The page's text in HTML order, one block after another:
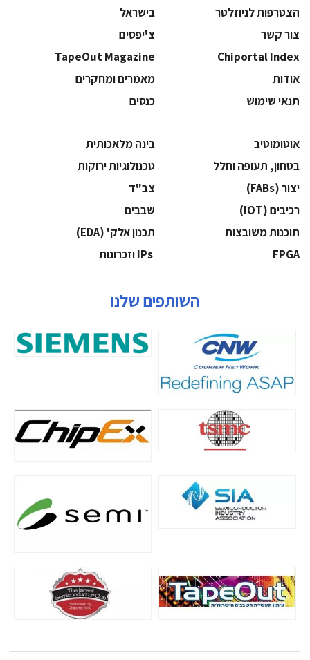
הצטרפות לניוזלטר
בישראל
צור קשר
צ'יפסים
Chiportal Index
TapeOut Magazine
אודות
מאמרים ומחקרים
תנאי שימוש
כנסים
אוטומוטיב
בינה מלאכותית
בטחון, תעופה וחלל
‫טכנולוגיות ירוקות‬
‫יצור (‪(FABs‬‬
‫צב"ד‬
‫רכיבים‬ (IOT)
‫שבבים‬
‫תוכנות משובצות‬
‫תכנון אלק' (‪(EDA‬‬
‫‪FPGA‬‬
השותפים שלנו